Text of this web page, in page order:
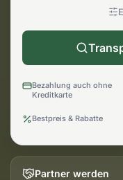
Bezahlung auch ohne
Kreditkarte
Bestpreis & Rabatte
Partner werden